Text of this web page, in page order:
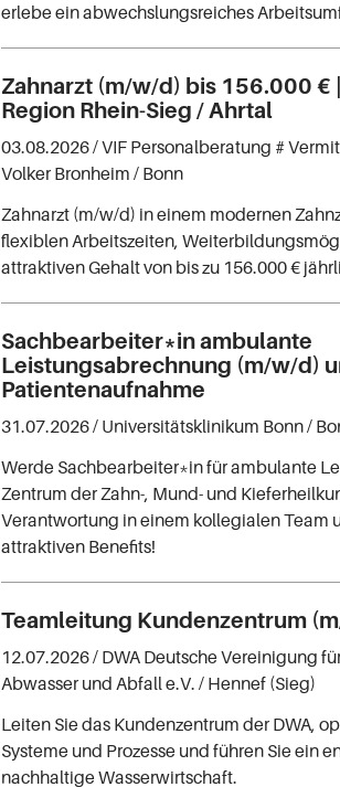
erlebe ein abwechslungsreiches
Zahnarzt (m/w/d) bis 156.000 €
Region Rhein-Sieg / Ahrtal
03.08.2026 /VIF Personalberatung #
Volker Bronheim / Bonn
Zahnarzt (m/w/d) in einem modernen
flexiblen Arbeitszeiten,
attraktiven Gehalt von bis zu 156.000 €
Sachbearbeiter*in ambulante
Leistungsabrechnung (m/w/d)
Patientenaufnahme
31.07.2026 / Universitätsklinikum Bonn/
Werde Sachbearbeiter*in für ambulante
Zentrum der Zahn-, Mund- und
Verantwortung in einem kollegialen Team
attraktiven Benefits!
Teamleitung Kundenzentrum
12.07.2026 / DWA Deutsche Vereinigung
Abwasser und Abfall e.V. / Hennef (Sieg)
Leiten Sie das Kundenzentrum der DWA,
Systeme und Prozesse und führen Sie ein
nachhaltige Wasserwirtschaft.